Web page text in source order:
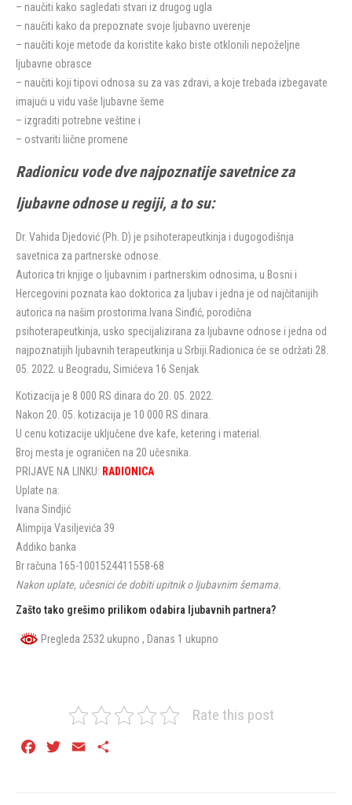
– naučiti kako sagledati stvari iz drugog ugla
– naučiti kako da prepoznate svoje ljubavno uverenje
– naučiti koje metode da koristite kako biste otklonili nepoželjne
ljubavne obrasce
– naučiti koji tipovi odnosa su za vas zdravi, a koje trebada izbegavate
imajući u vidu vaše ljubavne šeme
– izgraditi potrebne veštine i
– ostvariti liične promene
Radionicu vode dve najpoznatije savetnice za
ljubavne odnose u regiji, a to su:
Dr. Vahida Djedović (Ph. D) je psihoterapeutkinja i dugogodišnja
savetnica za partnerske odnose.
Autorica tri knjige o ljubavnim i partnerskim odnosima, u Bosni i
Hercegovini poznata kao doktorica za ljubav i jedna je od najčitanijih
autorica na našim prostorima.Ivana Sinđić, porodična
psihoterapeutkinja, usko specijalizirana za ljubavne odnose i jedna od
najpoznatijih ljubavnih terapeutkinja u Srbiji.Radionica će se održati 28.
05. 2022. u Beogradu, Simićeva 16 Senjak
Kotizacija je 8 000 RS dinara do 20. 05. 2022.
Nakon 20. 05. kotizacija je 10 000 RS dinara.
U cenu kotizacije uključene dve kafe, ketering i material.
Broj mesta je ograničen na 20 učesnika.
PRIJAVE NA LINKU: RADIONICA
Uplate na:
Ivana Sindjić
Alimpija Vasiljevića 39
Addiko banka
Br računa 165-1001524411558-68
Nakon uplate, učesnici će dobiti upitnik o ljubavnim šemama.
Zašto tako grešimo prilikom odabira ljubavnih partnera?
Pregleda 2532 ukupno , Danas 1 ukupno
Rate this post
FacebookTwitterEmail